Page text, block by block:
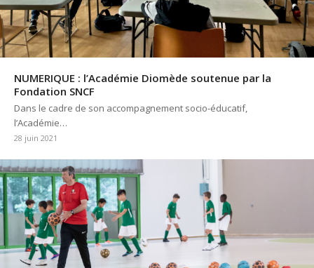
NUMERIQUE : l’Académie Diomède soutenue par la
Fondation SNCF
Dans le cadre de son accompagnement socio-éducatif,
l’Académie…
28 juin 2021